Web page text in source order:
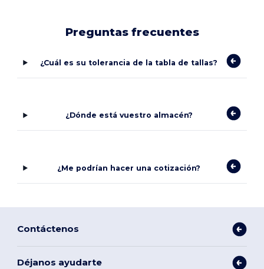
Preguntas frecuentes
¿Cuál es su tolerancia de la tabla de tallas?
¿Dónde está vuestro almacén?
¿Me podrían hacer una cotización?
Contáctenos
Déjanos ayudarte